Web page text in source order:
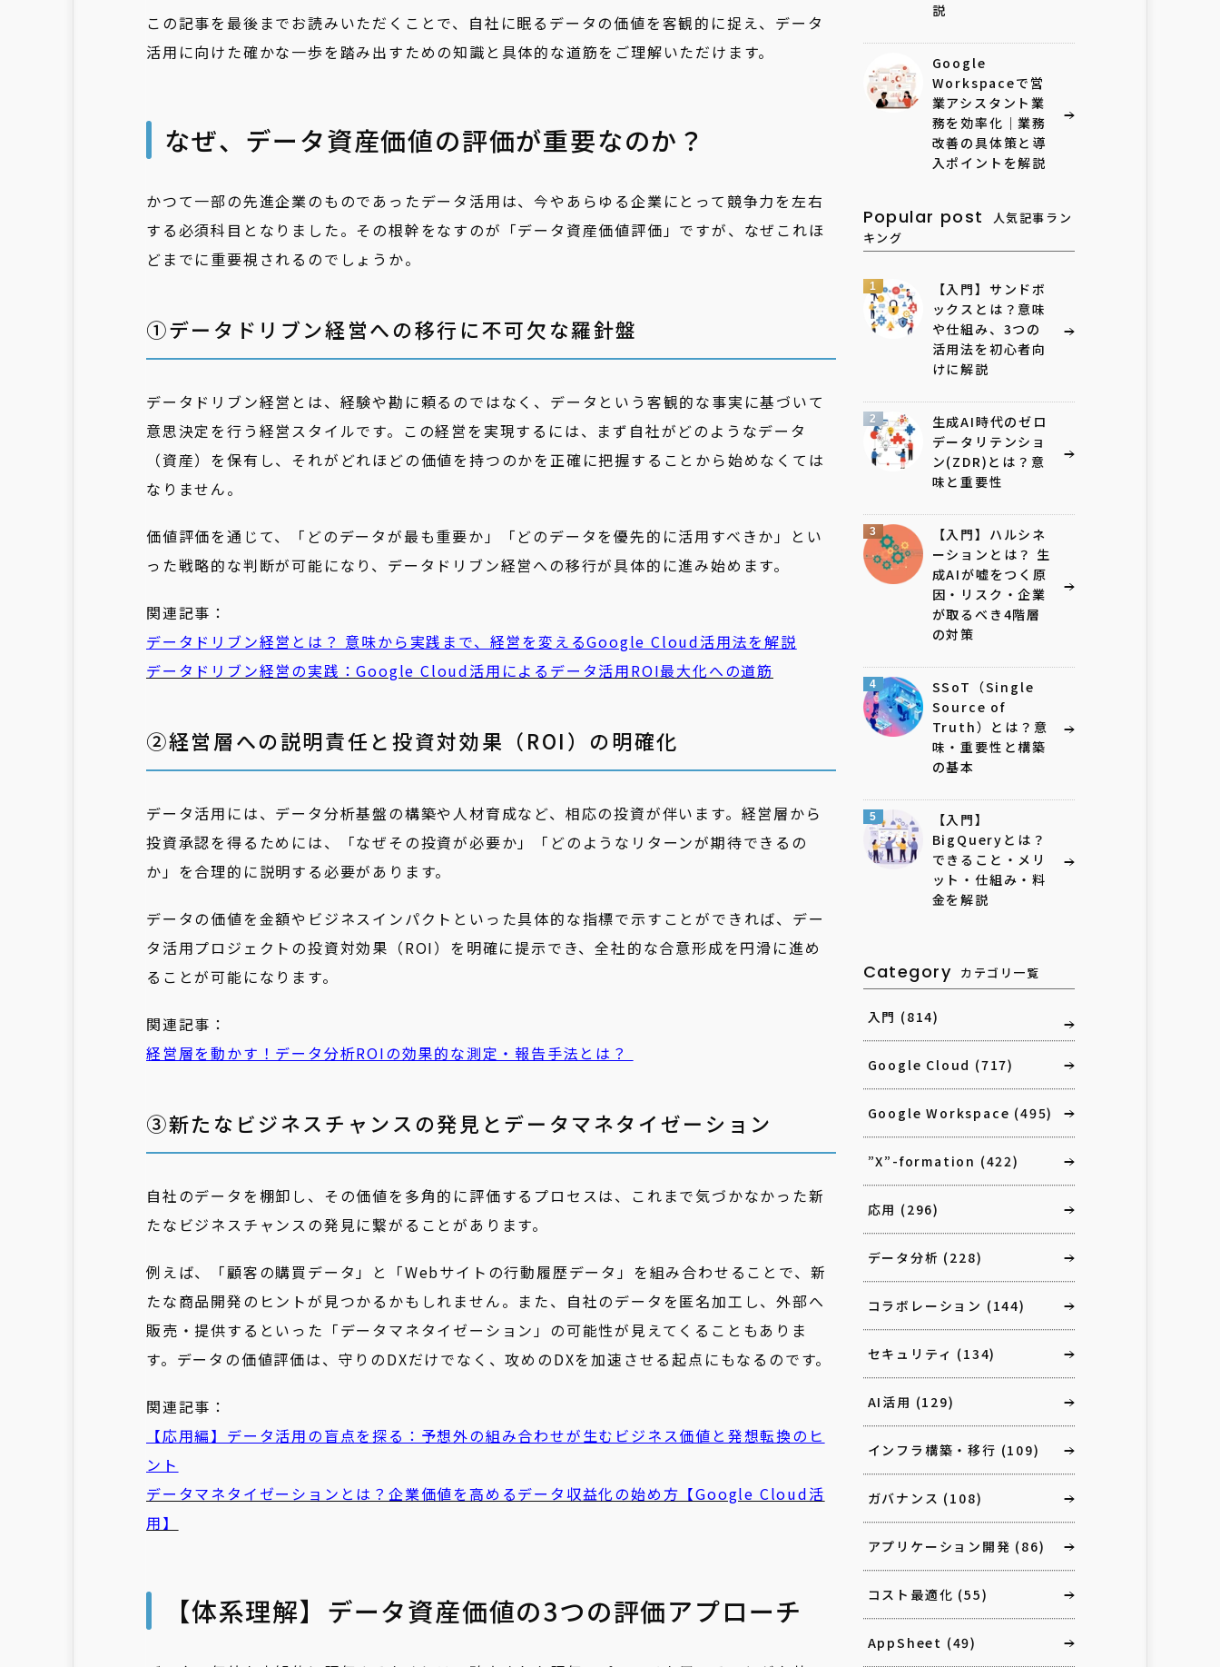
この記事を最後までお読みいただくことで、自社に眠るデータの価値を客観的に捉え、データ
活用に向けた確かな一歩を踏み出すための知識と具体的な道筋をご理解いただけます。
なぜ、データ資産価値の評価が重要なのか？
かつて一部の先進企業のものであったデータ活用は、今やあらゆる企業にとって競争力を左右
する必須科目となりました。その根幹をなすのが「データ資産価値評価」ですが、なぜこれほ
どまでに重要視されるのでしょうか。
①データドリブン経営への移行に不可欠な羅針盤
データドリブン経営とは、経験や勘に頼るのではなく、データという客観的な事実に基づいて
意思決定を行う経営スタイルです。この経営を実現するには、まず自社がどのようなデータ
（資産）を保有し、それがどれほどの価値を持つのかを正確に把握することから始めなくては
なりません。
価値評価を通じて、「どのデータが最も重要か」「どのデータを優先的に活用すべきか」とい
った戦略的な判断が可能になり、データドリブン経営への移行が具体的に進み始めます。
関連記事：
データドリブン経営とは？ 意味から実践まで、経営を変えるGoogle Cloud活用法を解説
データドリブン経営の実践：Google Cloud活用によるデータ活用ROI最大化への道筋
②経営層への説明責任と投資対効果（ROI）の明確化
データ活用には、データ分析基盤の構築や人材育成など、相応の投資が伴います。経営層から
投資承認を得るためには、「なぜその投資が必要か」「どのようなリターンが期待できるの
か」を合理的に説明する必要があります。
データの価値を金額やビジネスインパクトといった具体的な指標で示すことができれば、デー
タ活用プロジェクトの投資対効果（ROI）を明確に提示でき、全社的な合意形成を円滑に進め
ることが可能になります。
関連記事：
経営層を動かす！データ分析ROIの効果的な測定・報告手法とは？
③新たなビジネスチャンスの発見とデータマネタイゼーション
自社のデータを棚卸し、その価値を多角的に評価するプロセスは、これまで気づかなかった新
たなビジネスチャンスの発見に繋がることがあります。
例えば、「顧客の購買データ」と「Webサイトの行動履歴データ」を組み合わせることで、新
たな商品開発のヒントが見つかるかもしれません。また、自社のデータを匿名加工し、外部へ
販売・提供するといった「データマネタイゼーション」の可能性が見えてくることもありま
す。データの価値評価は、守りのDXだけでなく、攻めのDXを加速させる起点にもなるのです。
関連記事：
【応用編】データ活用の盲点を探る：予想外の組み合わせが生むビジネス価値と発想転換のヒ
ント
データマネタイゼーションとは？企業価値を高めるデータ収益化の始め方【Google Cloud活
用】
【体系理解】データ資産価値の3つの評価アプローチ
説
Google
Workspaceで営
業アシスタント業
務を効率化｜業務
改善の具体策と導
入ポイントを解説
Popular post
人気記事ラン
キング
1
【入門】サンドボ
ックスとは？意味
や仕組み、3つの
活用法を初心者向
けに解説
2
生成AI時代のゼロ
データリテンショ
ン(ZDR)とは？意
味と重要性
3
【入門】ハルシネ
ーションとは？ 生
成AIが嘘をつく原
因・リスク・企業
が取るべき4階層
の対策
4
SSoT（Single
Source of
Truth）とは？意
味・重要性と構築
の基本
5
【入門】
BigQueryとは？
できること・メリ
ット・仕組み・料
金を解説
Category カテゴリ一覧
入門 (814)
Google Cloud (717)
Google Workspace (495)
”X”-formation (422)
応用 (296)
データ分析 (228)
コラボレーション (144)
セキュリティ (134)
AI活用 (129)
インフラ構築・移行 (109)
ガバナンス (108)
アプリケーション開発 (86)
コスト最適化 (55)
AppSheet (49)